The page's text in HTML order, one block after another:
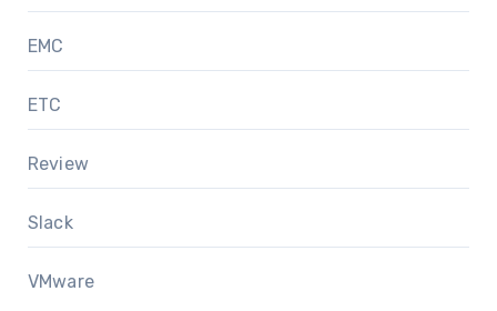
EMC
ETC
Review
Slack
VMware